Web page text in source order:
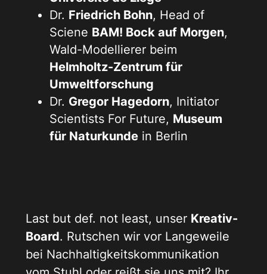
Dr. Friedrich Bohn, Head of
Sciene BAM! Bock auf Morgen,
Wald-Modellierer beim
Helmholtz-Zentrum für
Umweltforschung
Dr. Gregor Hagedorn, Initiator
Scientists For Future, Museum
für Naturkundein Berlin
Last but def. not least, unser Kreativ-
Board. Rutschen wir vor Langeweile
bei Nachhaltigkeitskommunikation